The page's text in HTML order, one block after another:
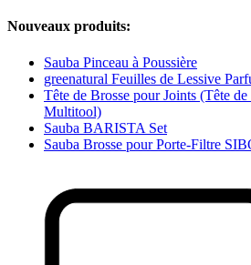
Nouveaux produits:
Sauba Pinceau à Poussière
greenatural Feuilles de Lessive
Tête de Brosse pour Joints (Tête
Multitool)
Sauba BARISTA Set
Sauba Brosse pour Porte-Filtre